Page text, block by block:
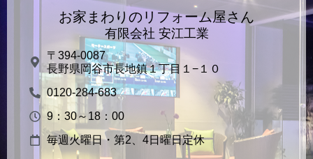
お家まわりのリフォーム屋さん
有限会社 安江工業
〒394-0087
長野県岡谷市長地鎮１丁目１−１０
0120-284-683
9：30～18：00
毎週火曜日・第2、4日曜日定休